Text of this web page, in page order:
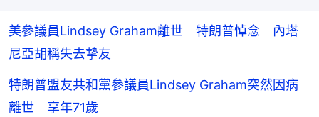
美參議員Lindsey Graham離世 特朗普悼念 內塔
尼亞胡稱失去摯友
特朗普盟友共和黨參議員Lindsey Graham突然因病
離世 享年71歲